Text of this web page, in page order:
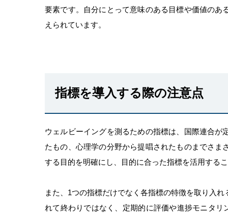
要素です。自分にとって意味のある目標や価値の
えられています。
指標を導入する際の注意点
ウェルビーイングを測るための指標は、国際連合
たもの、心理学の分野から提唱されたものまでさ
する目的を明確にし、目的に合った指標を活用する
また、1つの指標だけでなく各指標の特徴を取り入
れて終わりではなく、定期的に評価や進捗モニタ